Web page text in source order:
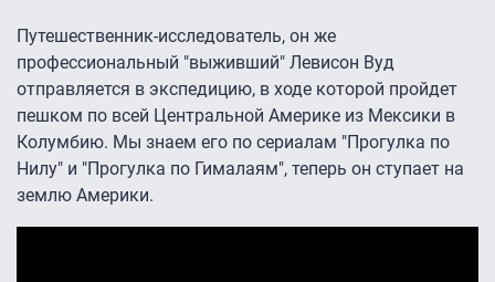
Путешественник-исследователь, он же
профессиональный "выживший" Левисон Вуд
отправляется в экспедицию, в ходе которой пройдет
пешком по всей Центральной Америке из Мексики в
Колумбию. Мы знаем его по сериалам "Прогулка по
Нилу" и "Прогулка по Гималаям", теперь он ступает на
землю Америки.